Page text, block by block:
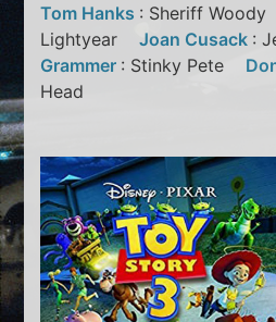
Tom Hanks : Sheriff
LightyearJoan Cusack :
Grammer : Stinky Pete
Head